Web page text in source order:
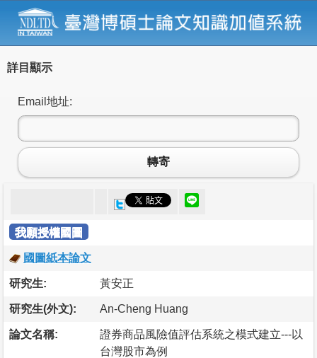
詳目顯示
Email地址:
轉寄
我願授權國圖
國圖紙本論文
研究生: 黃安正
研究生(外文): An-Cheng Huang
論文名稱:
證券商品風險值評估系統之模式建立---以
台灣股市為例